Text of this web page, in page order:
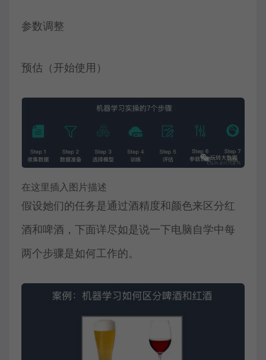
参数调整
预估（开始使用）
在这里插入图片描述
假设她们的任务是通过酒精度和颜色来区分红
酒和啤酒，下面详尽如是说一下电脑自学中每
两个步骤是如何工作的。